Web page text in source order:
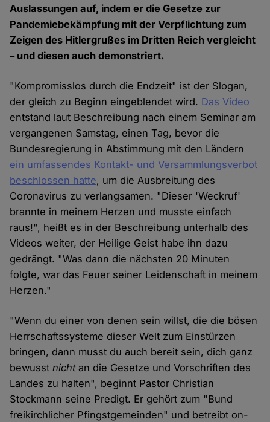
Auslassungen auf, indem er die Gesetze zur
Pandemiebekämpfung mit der Verpflichtung zum
Zeigen des Hitlergrußes im Dritten Reich vergleicht
– und diesen auch demonstriert.
"Kompromisslos durch die Endzeit" ist der Slogan,
der gleich zu Beginn eingeblendet wird. Das Video
entstand laut Beschreibung nach einem Seminar am
vergangenen Samstag, einen Tag, bevor die
Bundesregierung in Abstimmung mit den Ländern
ein umfassendes Kontakt- und Versammlungsverbot
beschlossen hatte, um die Ausbreitung des
Coronavirus zu verlangsamen. "Dieser 'Weckruf'
brannte in meinem Herzen und musste einfach
raus!", heißt es in der Beschreibung unterhalb des
Videos weiter, der Heilige Geist habe ihn dazu
gedrängt. "Was dann die nächsten 20 Minuten
folgte, war das Feuer seiner Leidenschaft in meinem
Herzen."
"Wenn du einer von denen sein willst, die die bösen
Herrschaftssysteme dieser Welt zum Einstürzen
bringen, dann musst du auch bereit sein, dich ganz
bewusstnichtan die Gesetze und Vorschriften des
Landes zu halten", beginnt Pastor Christian
Stockmann seine Predigt. Er gehört zum "Bund
freikirchlicher Pfingstgemeinden" und betreibt on-